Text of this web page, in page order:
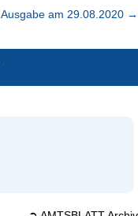
Ausgabe am 29.08.2020 →